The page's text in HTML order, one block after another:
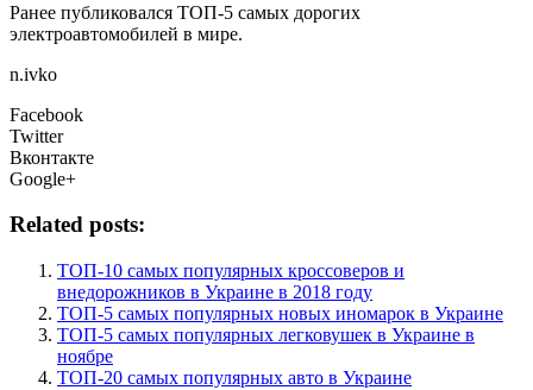
Ранее публиковался ТОП-5 самых дорогих
электроавтомобилей в мире.
n.ivko
Facebook
Twitter
Вконтакте
Google+
Related posts:
ТОП-10 самых популярных кроссоверов и
внедорожников в Украине в 2018 году
ТОП-5 самых популярных новых иномарок в Украине
ТОП-5 самых популярных легковушек в Украине в
ноябре
ТОП-20 самых популярных авто в Украине